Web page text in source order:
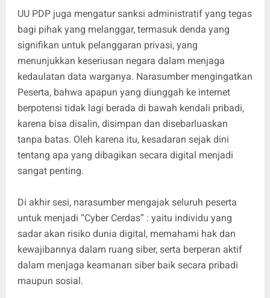
UU PDP juga mengatur sanksi administratif yang tegas
bagi pihak yang melanggar, termasuk denda yang
signifikan untuk pelanggaran privasi, yang
menunjukkan keseriusan negara dalam menjaga
kedaulatan data warganya. Narasumber mengingatkan
Peserta, bahwa apapun yang diunggah ke internet
berpotensi tidak lagi berada di bawah kendali pribadi,
karena bisa disalin, disimpan dan disebarluaskan
tanpa batas. Oleh karena itu, kesadaran sejak dini
tentang apa yang dibagikan secara digital menjadi
sangat penting.
Di akhir sesi, narasumber mengajak seluruh peserta
untuk menjadi “Cyber Cerdas” : yaitu individu yang
sadar akan risiko dunia digital, memahami hak dan
kewajibannya dalam ruang siber, serta berperan aktif
dalam menjaga keamanan siber baik secara pribadi
maupun sosial.